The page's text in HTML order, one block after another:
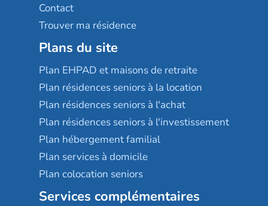
Contact
Trouver ma résidence
Plans du site
Plan EHPAD et maisons de retraite
Plan résidences seniors à la location
Plan résidences seniors à l'achat
Plan résidences seniors à l'investissement
Plan hébergement familial
Plan services à domicile
Plan colocation seniors
Services complémentaires